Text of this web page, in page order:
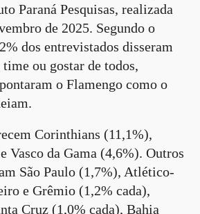
Paraná Pesquisas, realizada
de 2025. Segundo o
dos entrevistados disseram
ou gostar de todos,
o Flamengo como o
Corinthians (11,1%),
Vasco da Gama (4,6%). Outros
São Paulo (1,7%), Atlético-
e Grêmio (1,2% cada),
Cruz (1,0% cada), Bahia